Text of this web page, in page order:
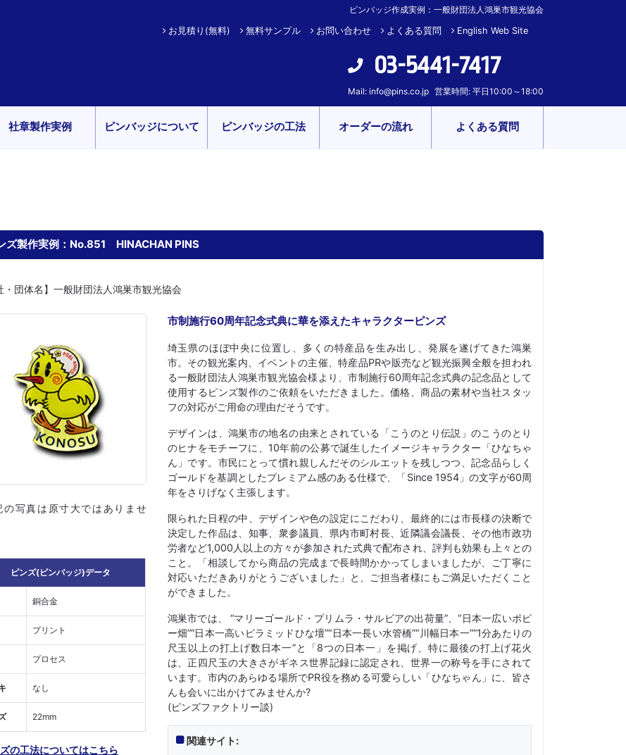
ピンバッジ作成実例：一般財団法人鴻巣市観光協会
お見積り(無料) 無料サンプル お問い合わせ よくある質問 English Web Site
03-5441-7417
Mail: info@pins.co.jp 営業時間: 平日10:00～18:00
社章製作実例 ピンバッジについて ピンバッジの工法 オーダーの流れ よくある質問
ズ製作実例：No.851 HINACHAN PINS
・団体名】一般財団法人鴻巣市観光協会
の写真は原寸大ではありませ
ピンズ(ピンバッジ)データ
銅合金
プリント
プロセス
なし
22mm
の工法についてはこちら
市制施行60周年記念式典に華を添えたキャラクターピンズ
埼玉県のほぼ中央に位置し、多くの特産品を生み出し、発展を遂げてきた鴻巣
市。その観光案内、イベントの主催、特産品PRや販売など観光振興全般を担われ
る一般財団法人鴻巣市観光協会様より、市制施行60周年記念式典の記念品として
使用するピンズ製作のご依頼をいただきました。価格、商品の素材や当社スタッ
フの対応がご用命の理由だそうです。
デザインは、鴻巣市の地名の由来とされている「こうのとり伝説」のこうのとり
のヒナをモチーフに、10年前の公募で誕生したイメージキャラクター「ひなちゃ
ん」です。市民にとって慣れ親しんだそのシルエットを残しつつ、記念品らしく
ゴールドを基調としたプレミアム感のある仕様で、「Since 1954」の文字が60周
年をさりげなく主張します。
限られた日程の中、デザインや色の設定にこだわり、最終的には市長様の決断で
決定した作品は、知事、衆参議員、県内市町村長、近隣議会議長、その他市政功
労者など1,000人以上の方々が参加された式典で配布され、評判も効果も上々との
こと。「相談してから商品の完成まで長時間かかってしまいましたが、ご丁寧に
対応いただきありがとうございました」と、ご担当者様にもご満足いただくこと
ができました。
鴻巣市では、 “マリーゴールド・プリムラ・サルビアの出荷量”、“日本一広いポピ
ー畑”“日本一高いピラミッドひな壇”“日本一長い水管橋”“川幅日本一”“1分あたりの
尺玉以上の打上げ数日本一”と「8つの日本一」を掲げ、特に最後の打上げ花火
は、正四尺玉の大きさがギネス世界記録に認定され、世界一の称号を手にされて
います。市内のあらゆる場所でPR役を務める可愛らしい「ひなちゃん」に、皆さ
んも会いに出かけてみませんか?
(ピンズファクトリー談)
関連サイト: